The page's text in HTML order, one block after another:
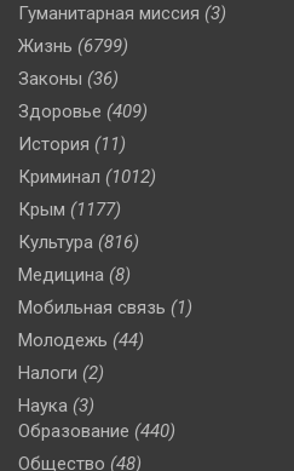
Гуманитарная миссия (3)
Жизнь (6799)
Законы (36)
Здоровье (409)
История (11)
Криминал (1012)
Крым (1177)
Культура (816)
Медицина (8)
Мобильная связь (1)
Молодежь (44)
Налоги (2)
Наука (3)
Образование (440)
Общество (48)